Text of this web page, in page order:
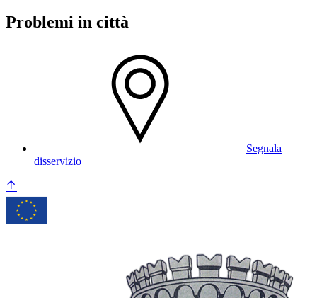
Problemi in città
Segnala
disservizio